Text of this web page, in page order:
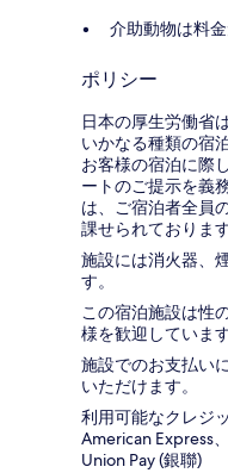
介助動物は料
ポリシー
日本の厚生労働省
いかなる種類の宿
お客様の宿泊に際
ートのご提示を義
は、ご宿泊者全員
課せられておりま
施設には消火器、
す。
この宿泊施設は性
様を歓迎しています
施設でのお支払い
いただけます。
利用可能なクレジ
American Express
Union Pay (銀聯)